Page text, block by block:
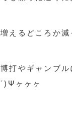
増えるどころか減
博打やギャンブ
´)Ψヶヶヶ